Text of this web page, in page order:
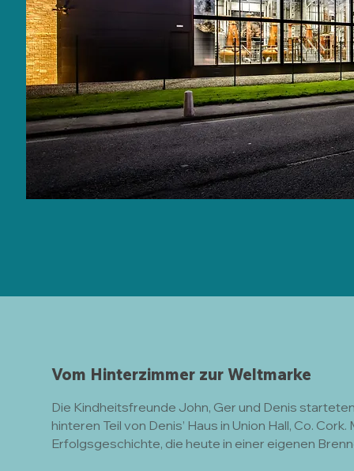
Vom Hinterzimmer zur Weltmarke
Die Kindheitsfreunde John, Ger und Denis
hinteren Teil von Denis’ Haus in Union Hall, Co.
Erfolgsgeschichte, die heute in einer eigenen